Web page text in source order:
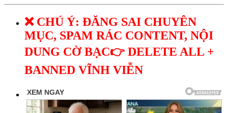
❌ CHÚ Ý: ĐĂNG SAI CHUYÊN
MỤC, SPAM RÁC CONTENT, NỘI
DUNG CỜ BẠC👉 DELETE ALL +
BANNED VĨNH VIỄN